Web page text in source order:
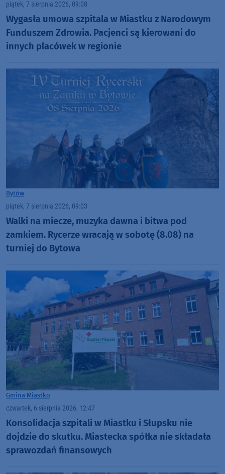
piątek, 7 sierpnia 2026, 09:08
Wygasła umowa szpitala w Miastku z Narodowym
Funduszem Zdrowia. Pacjenci są kierowani do
innych placówek w regionie
Bytów
piątek, 7 sierpnia 2026, 09:03
Walki na miecze, muzyka dawna i bitwa pod
zamkiem. Rycerze wracają w sobotę (8.08) na
turniej do Bytowa
Gmina Miastko
czwartek, 6 sierpnia 2026, 12:47
Konsolidacja szpitali w Miastku i Słupsku nie
dojdzie do skutku. Miastecka spółka nie składała
sprawozdań finansowych